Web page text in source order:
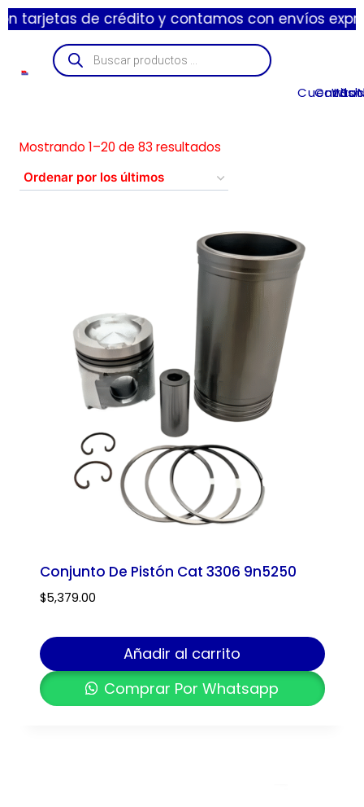
crédito y contamos con envíos express de 1 a
Cuenta
Carrito
Mostrando 1–20 de 83 resultados
Conjunto De Pistón Cat 3306 9n5250
$5,379.00
Añadir al carrito
Comprar Por Whatsapp